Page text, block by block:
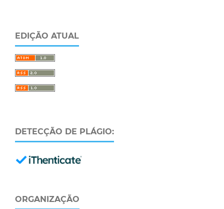
EDIÇÃO ATUAL
DETECÇÃO DE PLÁGIO:
ORGANIZAÇÃO